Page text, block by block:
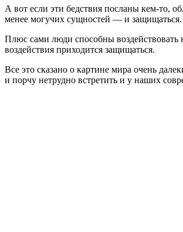
А вот если эти бедствия посланы кем-то,
менее могучих сущностей — и защищаться.
Плюс сами люди способны воздействовать
воздействия приходится защищаться.
Все это сказано о картине мира очень
и порчу нетрудно встретить и у наших